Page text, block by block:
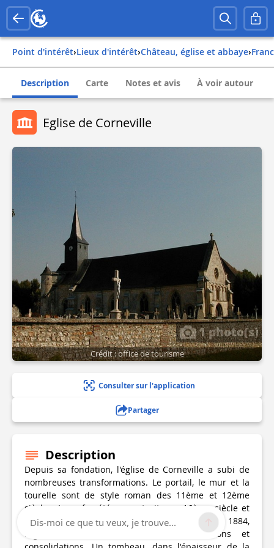
Point d'intérêt› Lieux d'intérêt› Château, église et abbaye›
Description Carte Notes et avis À voir autour
Eglise de Corneville
1 photo(s)
Crédit : office de tourisme
Consulter sur l'application
Partager
Description
Depuis sa fondation, l'église de Corneville a subi de
nombreuses transformations. Le portail, le mur et la
tourelle sont de style roman des 11ème et 12ème
siècles. La nef a été reconstruite au 16ème siècle et
les fenêtres transformées en ogives. Jusqu'en 1884,
l'église a subi de nombreuses réfections et
Dis-moi ce que tu veux, je trouve...